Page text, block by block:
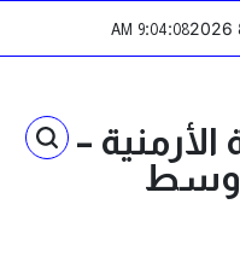
9:04:08
AM
–